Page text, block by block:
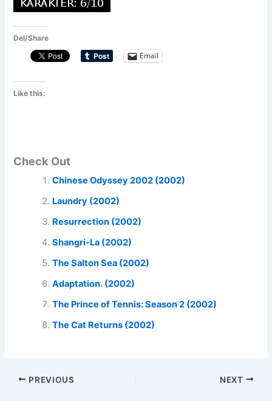
Del/Share
Email
Like this:
Check Out
Chinese Odyssey 2002 (2002)
Laundry (2002)
Resurrection (2002)
Shangri-La (2002)
The Salton Sea (2002)
Adaptation. (2002)
The Prince of Tennis: Season 2 (2002)
The Cat Returns (2002)
PREVIOUS NEXT